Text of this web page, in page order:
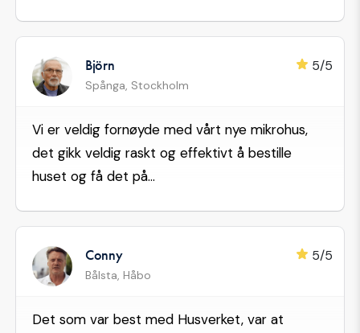
Björn
Spånga, Stockholm
5/5
Vi er veldig fornøyde med vårt nye mikrohus,
det gikk veldig raskt og effektivt å bestille
huset og få det på...
Conny
Bålsta, Håbo
5/5
Det som var best med Husverket, var at